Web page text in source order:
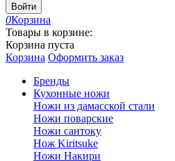
Войти
0Корзина
Товары в корзине:
Корзина пуста
Корзина Оформить заказ
Бренды
Кухонные ножи
Ножи из дамасской стали
Ножи поварские
Ножи сантоку
Нож Kiritsuke
Ножи Накири